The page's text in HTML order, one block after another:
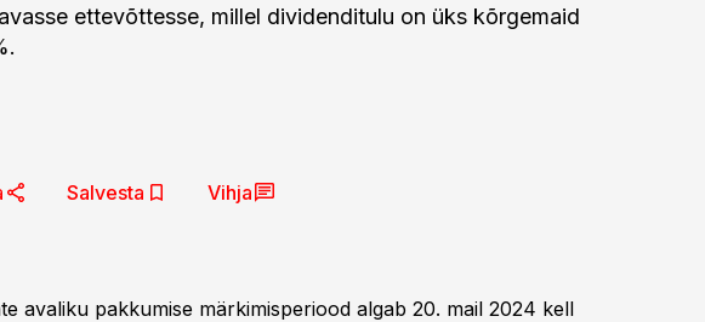
ettevõttesse, millel dividenditulu on üks kõrgemaid
Salvesta Vihja
avaliku pakkumise märkimisperiood algab 20. mail 2024 kell